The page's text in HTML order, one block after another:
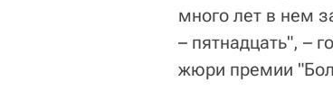
много лет в нем
– пятнадцать", –
жюри премии